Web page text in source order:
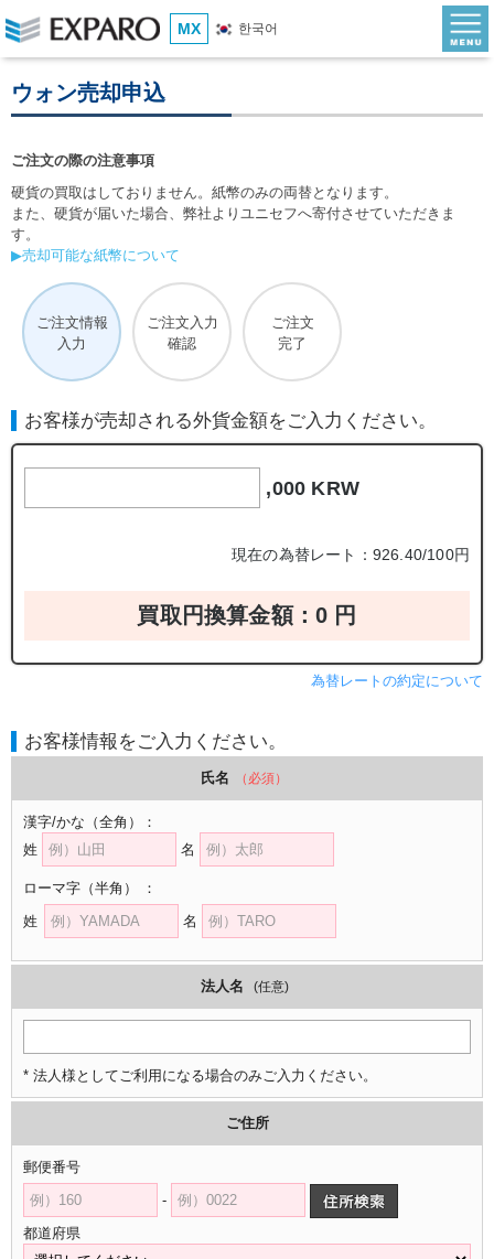
MX 한국어
ウォン売却申込
ご注文の際の注意事項
硬貨の買取はしておりません。紙幣のみの両替となります。
また、硬貨が届いた場合、弊社よりユニセフへ寄付させていただきま
す。
▶売却可能な紙幣について
ご注文情報
入力
ご注文入力
確認
ご注文
完了
お客様が売却される外貨金額をご入力ください。
,000 KRW
現在の為替レート：926.40/100円
買取円換算金額： 0 円
為替レートの約定について
お客様情報をご入力ください。
氏名 （必須）
漢字/かな （全角）
：
姓
名
ローマ字 （半角）
：
姓
名
法人名 (任意)
* 法人様としてご利用になる場合のみご入力ください。
ご住所
郵便番号
-
都道府県